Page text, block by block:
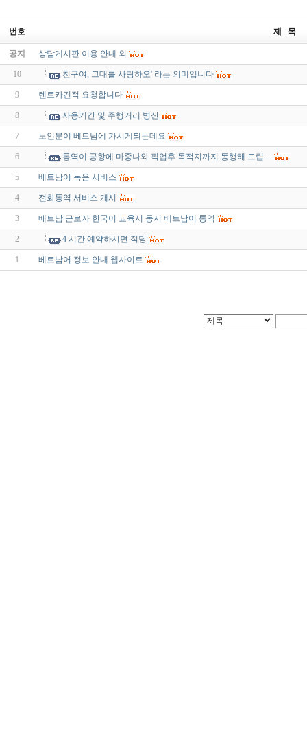
번호 제 목
공지 상담게시판 이용 안내 외
10 친구여, 그대를 사랑하오' 라는 의미입니다
9 렌트카견적 요청합니다
8 사용기간 및 주행거리 병산
7 노인분이 베트남에 가시게되는데요
6 통역이 공항에 마중나와 픽업후 목적지까지 동행해 드립…
5 베트남어 녹음 서비스
4 전화통역 서비스 개시
3 베트남 근로자 한국어 교육시 동시 베트남어 통역
2 4 시간 예약하시면 적당
1 베트남어 정보 안내 웹사이트